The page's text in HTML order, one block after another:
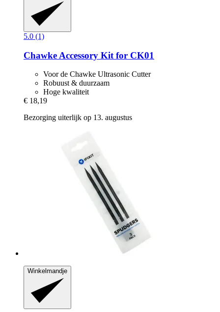
5.0 (1)
Chawke Accessory Kit for CK01
Voor de Chawke Ultrasonic Cutter
Robuust & duurzaam
Hoge kwaliteit
€ 18,19
Bezorging uiterlijk op 13. augustus
Winkelmandje